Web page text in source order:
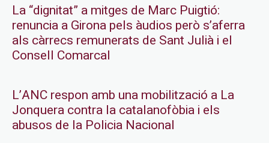
La “dignitat” a mitges de Marc Puigtió:
renuncia a Girona pels àudios però s’aferra
als càrrecs remunerats de Sant Julià i el
Consell Comarcal
L’ANC respon amb una mobilització a La
Jonquera contra la catalanofòbia i els
abusos de la Policia Nacional